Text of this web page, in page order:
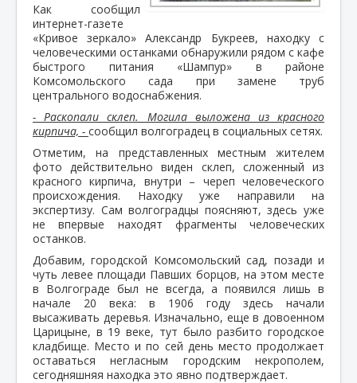
Как сообщил
интернет-газете
«Кривое зеркало» Александр Букреев, находку с
человеческими останками обнаружили рядом с кафе
быстрого питания «Шампур» в районе
Комсомольского сада при замене труб
центрального водоснабжения.
- Раскопали склеп. Могила выложена из красного
кирпича, - сообщил волгоградец в социальных сетях.
Отметим, на представленных местным жителем
фото действительно виден склеп, сложенный из
красного кирпича, внутри – череп человеческого
происхождения. Находку уже направили на
экспертизу. Сам волгоградцы поясняют, здесь уже
не впервые находят фрагменты человеческих
останков.
Добавим, городской Комсомольский сад, позади и
чуть левее площади Павших борцов, на этом месте
в Волгограде был не всегда, а появился лишь в
начале 20 века: в 1906 году здесь начали
высаживать деревья. Изначально, еще в довоенном
Царицыне, в 19 веке, тут было разбито городское
кладбище. Место и по сей день место продолжает
оставаться негласным городским некрополем,
сегодняшняя находка это явно подтверждает.